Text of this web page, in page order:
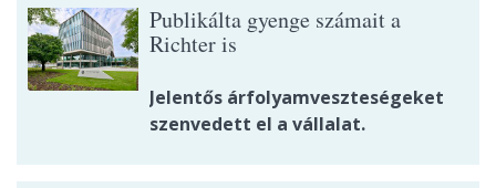
Publikálta gyenge számait a
Richter is
Jelentős árfolyamveszteségeket
szenvedett el a vállalat.